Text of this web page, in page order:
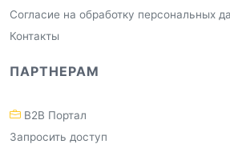
Согласие на обработку персональных
Контакты
ПАРТНЕРАМ
B2B Портал
Запросить доступ